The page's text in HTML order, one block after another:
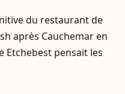
du restaurant de
après Cauchemar en
Etchebest pensait les